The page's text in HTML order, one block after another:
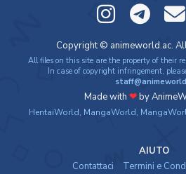
Copyright © animeworld.ac.
All files on this site are the property of their
In case of copyright infringement,
Made with ❤by
HentaiWorld, MangaWorld,
AIUTO
Contattaci
Termini e